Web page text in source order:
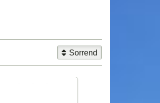
Sorrend